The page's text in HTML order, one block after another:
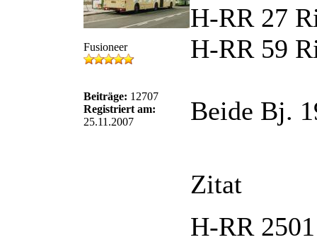
Fusioneer
Beiträge: 12707
Registriert am:
25.11.2007
H-RR 27
H-RR 59
Beide Bj.
Zitat
H-RR